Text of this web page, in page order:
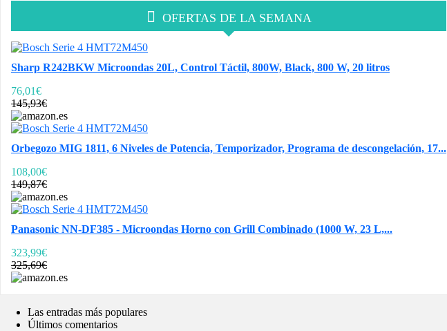
OFERTAS DE LA SEMANA
Sharp R242BKW Microondas 20L, Control Táctil, 800W, Black, 800 W, 20 litros
76,01€
145,93€
Orbegozo MIG 1811, 6 Niveles de Potencia, Temporizador, Programa de descongelación, 17...
108,00€
149,87€
Panasonic NN-DF385 - Microondas Horno con Grill Combinado (1000 W, 23 L,...
323,99€
325,69€
Las entradas más populares
Últimos comentarios